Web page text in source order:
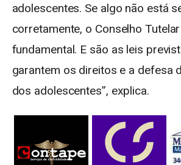
adolescentes. Se algo não está
corretamente, o Conselho
fundamental. E são as leis
garantem os direitos e a defesa
dos adolescentes”, explica.